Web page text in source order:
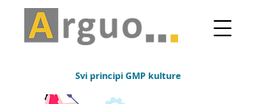
Svi principi GMP kulture